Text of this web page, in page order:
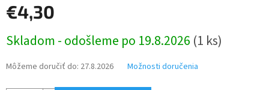
€4,30
cena:
Skladom - odošleme po 19.8.2026 (1 ks)
Môžeme doručiť do: 27.8.2026 Možnosti doručenia